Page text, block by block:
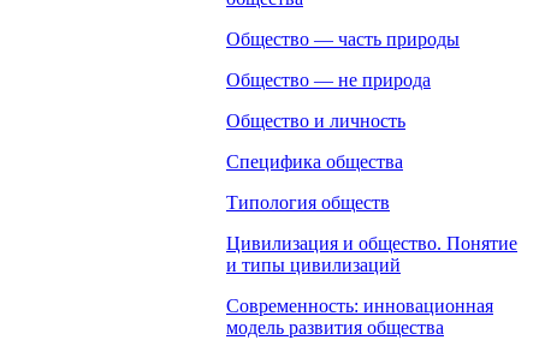
Общество — часть природы
Общество — не природа
Общество и личность
Специфика общества
Типология обществ
Цивилизация и общество. Понятие
и типы цивилизаций
Современность: инновационная
модель развития общества